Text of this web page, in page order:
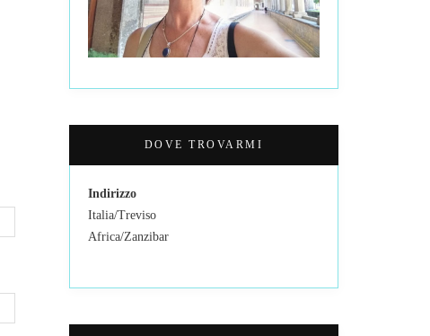
DOVE TROVARMI
Indirizzo
Italia/Treviso
Africa/Zanzibar